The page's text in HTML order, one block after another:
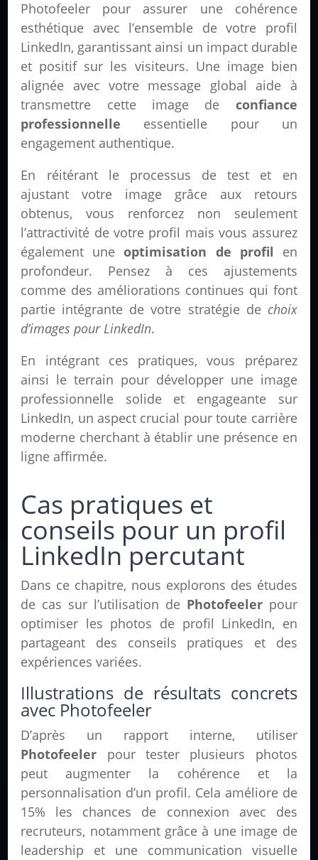
Photofeeler pour assurer une cohérence
esthétique avec l’ensemble de votre profil
LinkedIn, garantissant ainsi un impact durable
et positif sur les visiteurs. Une image bien
alignée avec votre message global aide à
transmettre cette image de confiance
professionnelle essentielle pour un
engagement authentique.
En réitérant le processus de test et en
ajustant votre image grâce aux retours
obtenus, vous renforcez non seulement
l’attractivité de votre profil mais vous assurez
également uneoptimisation de profil en
profondeur. Pensez à ces ajustements
comme des améliorations continues qui font
partie intégrante de votre stratégie de choix
d’images pour LinkedIn.
En intégrant ces pratiques, vous préparez
ainsi le terrain pour développer une image
professionnelle solide et engageante sur
LinkedIn, un aspect crucial pour toute carrière
moderne cherchant à établir une présence en
ligne affirmée.
Cas pratiques et
conseils pour un profil
LinkedIn percutant
Dans ce chapitre, nous explorons des études
de cas sur l’utilisation de Photofeelerpour
optimiser les photos de profil LinkedIn, en
partageant des conseils pratiques et des
expériences variées.
Illustrations de résultats concrets
avec Photofeeler
D’après un rapport interne, utiliser
Photofeeler pour tester plusieurs photos
peut augmenter la cohérence et la
personnalisation d’un profil. Cela améliore de
15% les chances de connexion avec des
recruteurs, notamment grâce à une image de
leadership et une communication visuelle